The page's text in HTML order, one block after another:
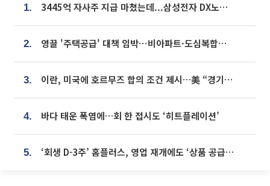
1. 3445억 자사주 지급 마쳤는데...삼성전자 DX노조, 뒤늦은 '떼쓰기 집회'
2. 영끌 '주택공급' 대책 임박⋯비아파트·도심복합까지 총동원
3. 이란, 미국에 호르무즈 합의 조건 제시…美 “경기 아직 안 끝나” [종합]
4. 바다 태운 폭염에…회 한 접시도 ‘히트플레이션’
5. ‘회생 D-3주’ 홈플러스, 영업 재개에도 ‘상품 공급망’ 복구가 생존 관건